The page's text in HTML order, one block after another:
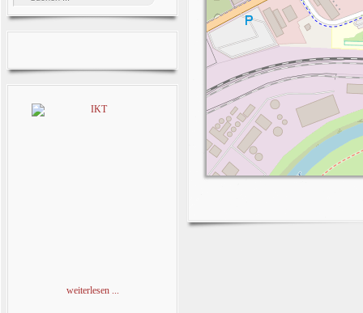
weiterlesen ...